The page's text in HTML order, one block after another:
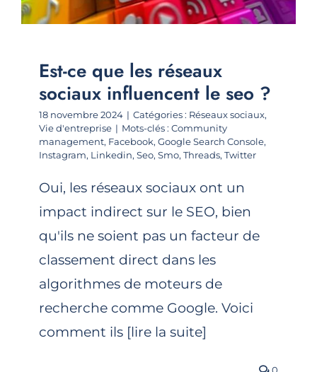
Est-ce que les réseaux
sociaux influencent le seo ?
18 novembre 2024 | Catégories : Réseaux sociaux,
Vie d'entreprise | Mots-clés : Community
management, Facebook, Google Search Console,
Instagram, Linkedin, Seo, Smo, Threads, Twitter
Oui, les réseaux sociaux ont un
impact indirect sur le SEO, bien
qu'ils ne soient pas un facteur de
classement direct dans les
algorithmes de moteurs de
recherche comme Google. Voici
comment ils [lire la suite]